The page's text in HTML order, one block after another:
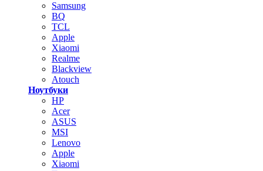
Samsung
BQ
TCL
Apple
Xiaomi
Realme
Blackview
Atouch
Ноутбуки
HP
Acer
ASUS
MSI
Lenovo
Apple
Xiaomi